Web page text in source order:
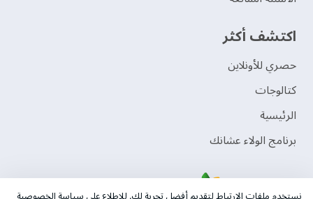
اكتشف أكثر
حصري للأونلاين
‫كتالوجات‬
الرئيسية
برنامج الولاء عشانك